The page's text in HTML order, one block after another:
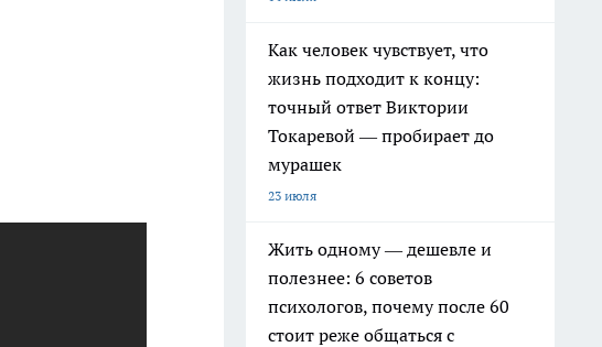
Как человек чувствует, что
жизнь подходит к концу:
точный ответ Виктории
Токаревой — пробирает до
мурашек
23 июля
Жить одному — дешевле и
полезнее: 6 советов
психологов, почему после 60
стоит реже общаться с